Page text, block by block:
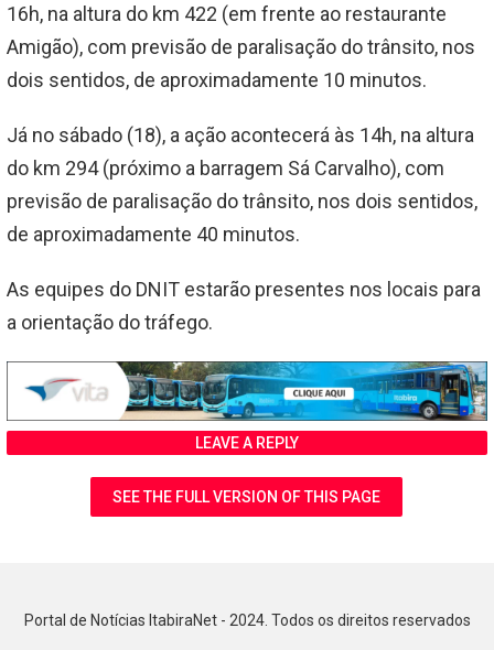
16h, na altura do km 422 (em frente ao restaurante
Amigão), com previsão de paralisação do trânsito, nos
dois sentidos, de aproximadamente 10 minutos.
Já no sábado (18), a ação acontecerá às 14h, na altura
do km 294 (próximo a barragem Sá Carvalho), com
previsão de paralisação do trânsito, nos dois sentidos,
de aproximadamente 40 minutos.
As equipes do DNIT estarão presentes nos locais para
a orientação do tráfego.
LEAVE A REPLY
SEE THE FULL VERSION OF THIS PAGE
Portal de Notícias ItabiraNet - 2024. Todos os direitos reservados